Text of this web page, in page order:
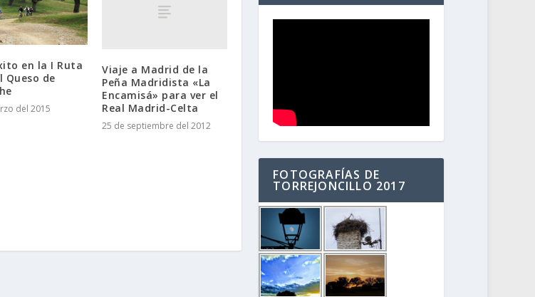
en la I Ruta
Queso de
del 2015
Viaje a Madrid de la
Peña Madridista «La
Encamisá» para ver el
Real Madrid-Celta
25 de septiembre del 2012
FOTOGRAFÍAS DE
TORREJONCILLO 2017